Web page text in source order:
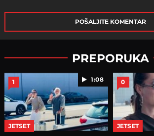
POŠALJITE KOMENTAR
PREPORUKA
1:08
1
JETSET
0
JETSET